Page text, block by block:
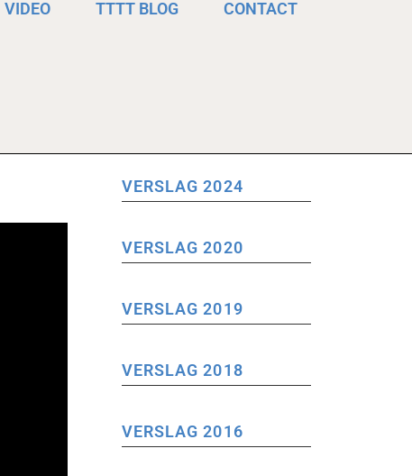
VIDEO TTTT BLOG CONTACT
VERSLAG 2024
VERSLAG 2020
VERSLAG 2019
VERSLAG 2018
VERSLAG 2016